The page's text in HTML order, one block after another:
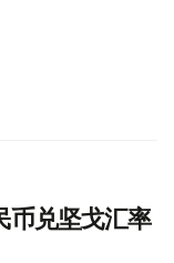
币兑坚戈汇率